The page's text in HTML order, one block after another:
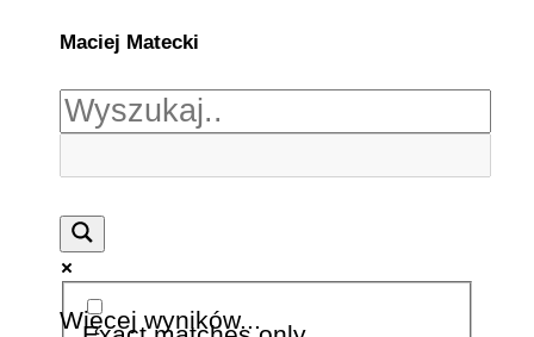
Maciej Matecki
Więcej wyników...